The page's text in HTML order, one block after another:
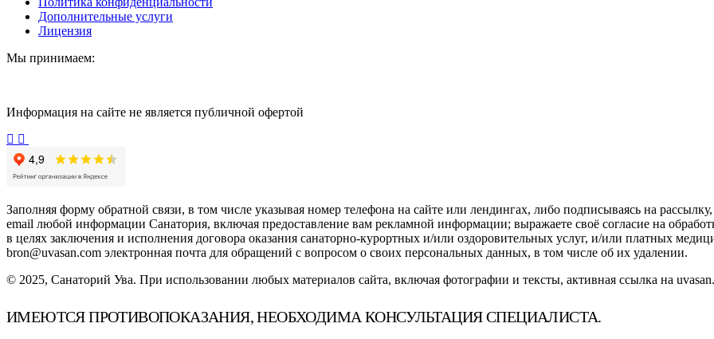
Дополнительные услуги
Лицензия
Мы принимаем:
Информация на сайте не является публичной офертой
Заполняя форму обратной связи, в том числе указывая номер телефона на сайте или лендингах, либо подписываясь на
email любой информации Санатория, включая предоставление вам рекламной информации; выражаете своё согласие на
в целях заключения и исполнения договора оказания санаторно-курортных и/или оздоровительных услуг, и/или платных
bron@uvasan.com электронная почта для обращений с вопросом о своих персональных данных, в том числе об их удалении.
© 2025, Санаторий Ува. При использовании любых материалов сайта, включая фотографии и тексты, активная ссылка на
ИМЕЮТСЯ ПРОТИВОПОКАЗАНИЯ, НЕОБХОДИМА КОНСУЛЬТАЦИЯ СПЕЦИАЛИСТА.